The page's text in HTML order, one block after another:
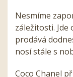
Nesmíme
záležitosti. Jde
prodává
nosí stále s
Coco Chanel